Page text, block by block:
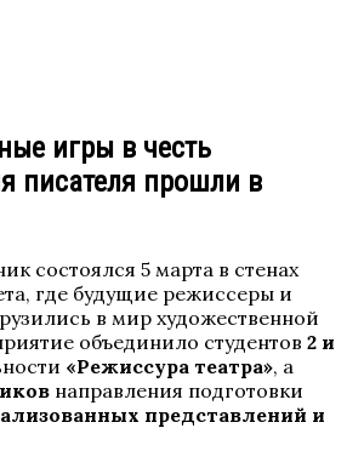
игры в честь
писателя прошли в
состоялся 5 марта в стенах
где будущие режиссеры и
в мир художественной
объединило студентов 2 и
«Режиссура театра», а
направления подготовки
представлений и